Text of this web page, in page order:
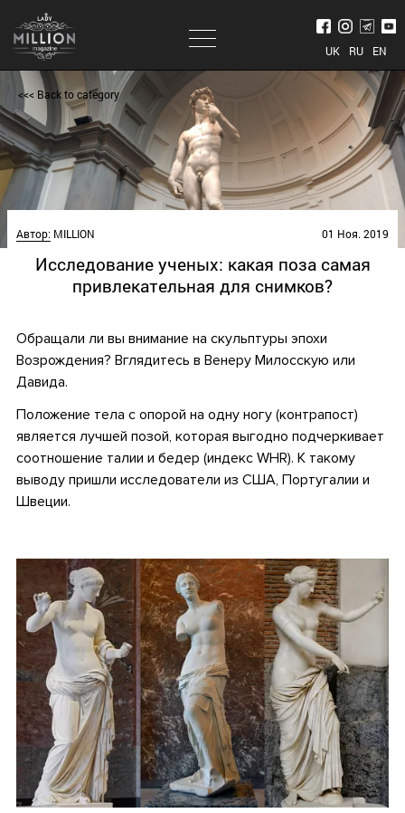
UK RU EN
<<< Back to category
Автор:MILLION 01 Ноя. 2019
Исследование ученых: какая поза самая
привлекательная для снимков?
Обращали ли вы внимание на скульптуры эпохи
Возрождения? Вглядитесь в Венеру Милосскую или
Давида.
Положение тела с опорой на одну ногу (контрапост)
является лучшей позой, которая выгодно подчеркивает
соотношение талии и бедер (индекс WHR). К такому
выводу пришли исследователи из США, Португалии и
Швеции.